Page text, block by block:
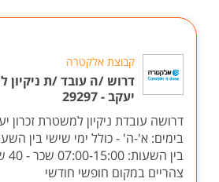
קבוצת אלקטרה
דרוש /ה עובד /ת ניקיון
יעקב - 29297
דרושה עובדת ניקיון למשטרת
צהריים במקום חופשי חודשי